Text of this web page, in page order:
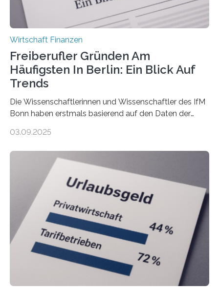
Wirtschaft Finanzen
Freiberufler Gründen Am
Häufigsten In Berlin: Ein Blick Auf
Trends
Die Wissenschaftlerinnen und Wissenschaftler des IfM
Bonn haben erstmals basierend auf den Daten der
Landkreise mit den meisten Gründungen von
ist demnach Berlin. Betrachtet man nur die Gründungen
der Freiberuflerinnen, so liegt Leipzig an der Spitze. In
Berlin starteten in 2024 die meisten Personen in eine
eigene freiberufliche Existenz, dahinter folgten die
Städte Hamburg, München und Köln. Betrachtet man
hingegen die Existenzgründungsintensität – die Anzahl
der freiberuflichen Gründungen je…
03.09.2025